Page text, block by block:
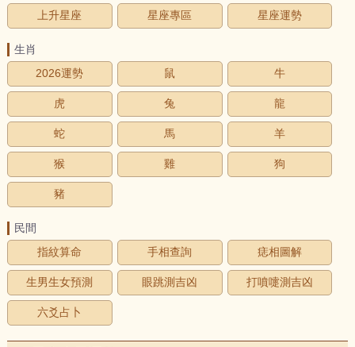
上升星座 星座專區 星座運勢
生肖
2026運勢
鼠 牛
虎 兔 龍
蛇 馬 羊
猴 雞 狗
豬
民間
指紋算命
手相查詢 痣相圖解
生男生女預測 眼跳測吉凶 打噴嚏測吉凶
六爻占卜